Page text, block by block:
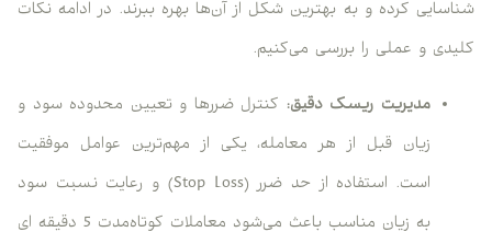
شناسایی کرده و به بهترین شکل از آن‌ها بهره ببرند. در ادامه نکات
کلیدی و عملی را بررسی می‌کنیم.
مدیریت ریسک دقیق: کنترل ضررها و تعیین محدوده سود و
زیان قبل از هر معامله، یکی از مهم‌ترین عوامل موفقیت
است. استفاده از حد ضرر (Stop Loss) و رعایت نسبت سود
به زیان مناسب باعث می‌شود معاملات کوتاه‌مدت 5 دقیقه ای